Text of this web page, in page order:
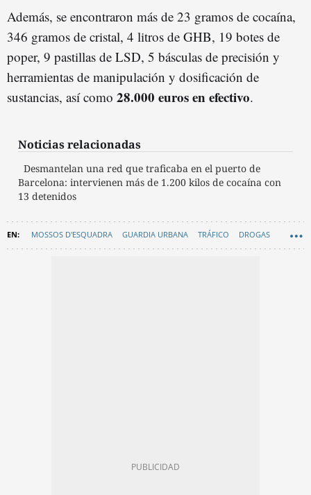
Además, se encontraron más de 23 gramos de cocaína,
346 gramos de cristal, 4 litros de GHB, 19 botes de
poper, 9 pastillas de LSD, 5 básculas de precisión y
herramientas de manipulación y dosificación de
sustancias, así como 28.000 euros en efectivo.
Noticias relacionadas
Desmantelan una red que traficaba en el puerto de
Barcelona: intervienen más de 1.200 kilos de cocaína con
13 detenidos
MOSSOS D'ESQUADRA GUARDIA URBANA TRÁFICO DROGAS